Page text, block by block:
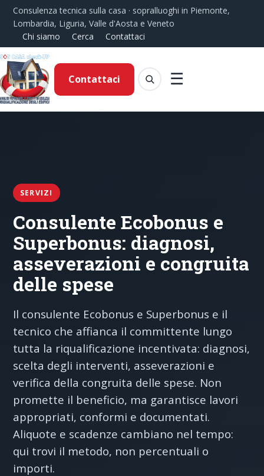
Consulenza tecnica sulla casa · sopralluoghi in Piemonte,
Lombardia, Liguria, Valle d'Aosta e Veneto
Chi siamo
Cerca Contattaci
☰
Contattaci
SERVIZI
Consulente Ecobonus e
Superbonus: diagnosi,
asseverazioni e congruita
delle spese
Il consulente Ecobonus e Superbonus e il
tecnico che affianca il committente lungo
tutta la riqualificazione incentivata: diagnosi,
scelta degli interventi, asseverazioni e
verifica della congruita delle spese. Non
promette il beneficio, ma garantisce lavori
appropriati, conformi e documentati.
Aliquote e scadenze cambiano nel tempo:
qui trovi il metodo, non percentuali o
importi.